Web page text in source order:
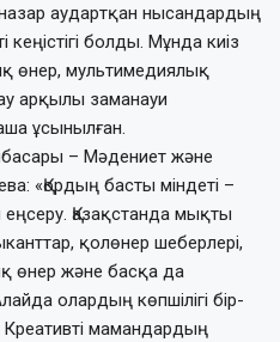
аудар­т­қан нысандардың
кеңістігі болды. Мұнда киіз
өнер, муль­тимедиялық
арқылы заманауи
ұсынылған.
– Мәдениет және
«Қордың басты міндеті –
Қазақстанда мықты
қолөнер шеберлері,
өнер және басқа да
олардың көпшілігі бір-
Креативті мамандардың